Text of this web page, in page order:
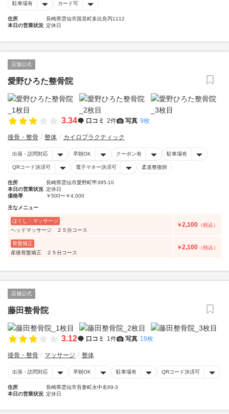
駐車場有 カード可
住所
長崎県雲仙市国見町多比良丙1112
本日の営業状況 定休日
店舗公式
愛野ひろた整骨院
3.34 口コミ 2件 写真 9枚
接骨・整骨 整体 カイロプラクティック
出張・訪問対応 早朝OK クーポン有 駐車場有
QRコード決済可 電子マネー決済可 柔道整復師
住所
長崎県雲仙市愛野町甲395-10
本日の営業状況 定休日
価格帯
￥500〜￥4,000
主なメニュー
ほぐし・マッサージ
ヘッドマッサージ ２５分コース
￥2,100 （税込）
骨盤矯正
産後骨盤矯正 ２５分コース
￥2,100 （税込）
店舗公式
藤田整骨院
3.12 口コミ 1件 写真 19枚
接骨・整骨 マッサージ 整体
出張・訪問対応 早朝OK 駐車場有 QRコード決済可
住所
長崎県雲仙市吾妻町永中名69-3
本日の営業状況 定休日